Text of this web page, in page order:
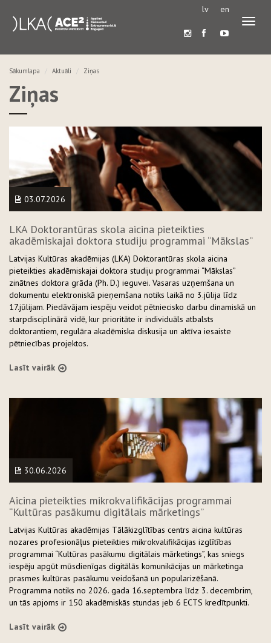
lv en
Sākumlapa Aktuāli Ziņas
Ziņas
03.07.2026
LKA Doktorantūras skola aicina pieteikties
akadēmiskajai doktora studiju programmai “Mākslas”
Latvijas Kultūras akadēmijas (LKA) Doktorantūras skola aicina
pieteikties akadēmiskajai doktora studiju programmai “Mākslas”
zinātnes doktora grāda (Ph. D.) ieguvei. Vasaras uzņemšana un
dokumentu elektroniskā pieņemšana notiks laikā no 3.jūlija līdz
17.jūlijam. Piedāvājam iespēju veidot pētniecisko darbu dinamiskā un
starpdisciplinārā vidē, kur prioritāte ir individuāls atbalsts
doktorantiem, regulāra akadēmiska diskusija un aktīva iesaiste
pētniecības projektos.
Lasīt vairāk
30.06.2026
Aicina pieteikties mikrokvalifikācijas programmai
“Kultūras pasākumu digitālais mārketings”
Latvijas Kultūras akadēmijas Tālākizglītības centrs aicina kultūras
nozares profesionāļus pieteikties mikrokvalifikācijas izglītības
programmai “Kultūras pasākumu digitālais mārketings”, kas sniegs
iespēju apgūt mūsdienīgas digitālās komunikācijas un mārketinga
prasmes kultūras pasākumu veidošanā un popularizēšanā.
Programma notiks no 2026. gada 16.septembra līdz 3. decembrim,
un tās apjoms ir 150 akadēmiskās stundas jeb 6 ECTS kredītpunkti.
Lasīt vairāk